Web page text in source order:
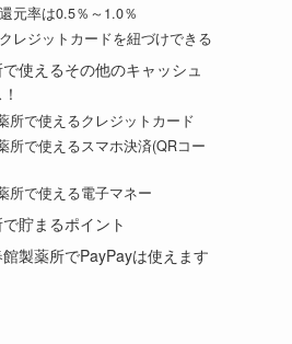
元率は0.5％～1.0％
レジットカードを紐づけできる
使えるその他のキャッシュ
所で使えるクレジットカード
所で使えるスマホ決済(QRコー
所で使える電子マネー
貯まるポイント
製薬所でPayPayは使えます